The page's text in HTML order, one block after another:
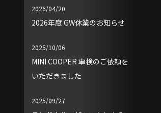
2026/04/20
2026年度 GW休業のお知らせ
2025/10/06
MINI COOPER 車検のご依頼を
いただきました
2025/09/27